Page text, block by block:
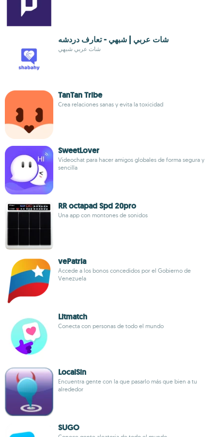
شات عربي | شبهي - تعارف دردشه
شات عربي شبهي
TanTan Tribe
Crea relaciones sanas y evita la toxicidad
SweetLover
Videochat para hacer amigos globales de forma segura y
sencilla
RR octapad Spd 20pro
Una app con montones de sonidos
vePatria
Accede a los bonos concedidos por el Gobierno de
Venezuela
Litmatch
Conecta con personas de todo el mundo
LocalSin
Encuentra gente con la que pasarlo más que bien a tu
alrededor
SUGO